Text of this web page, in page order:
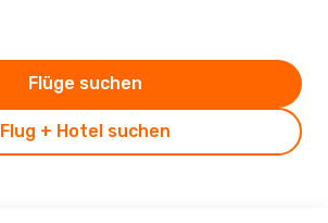
Flug + Hotel suchen
Flüge suchen